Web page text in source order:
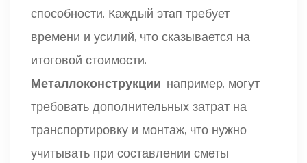
способности. Каждый этап требует
времени и усилий, что сказывается на
итоговой стоимости.
Металлоконструкции, например, могут
требовать дополнительных затрат на
транспортировку и монтаж, что нужно
учитывать при составлении сметы.